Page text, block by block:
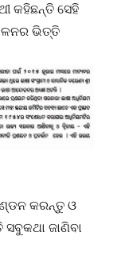
କହିଛନ୍ତି ସେହି
ଭିତ୍ତି
କରନ୍ତୁ ଓ
ଜାଣିବା